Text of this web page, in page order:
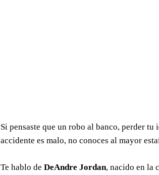
Si pensaste que un robo al banco, perder
accidente es malo, no conoces al mayor
Te hablo de DeAndre Jordan, nacido en la